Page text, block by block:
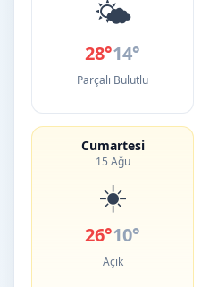
🌤️
28°14°
Parçalı Bulutlu
Cumartesi
15 Ağu
☀️
26°10°
Açık